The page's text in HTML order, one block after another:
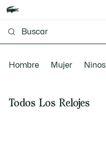
Hombre Mujer Ninos
Todos Los Relojes